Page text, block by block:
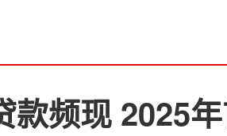
款频现 2025